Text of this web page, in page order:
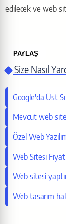
edilecek ve web
PAYLAŞ
X (Twitter)
LinkedIn
WhatsApp
Size Nasıl
Google'da Üst
Mevcut web
Özel Web
Web Sitesi
Web sitesi
Web tasarım